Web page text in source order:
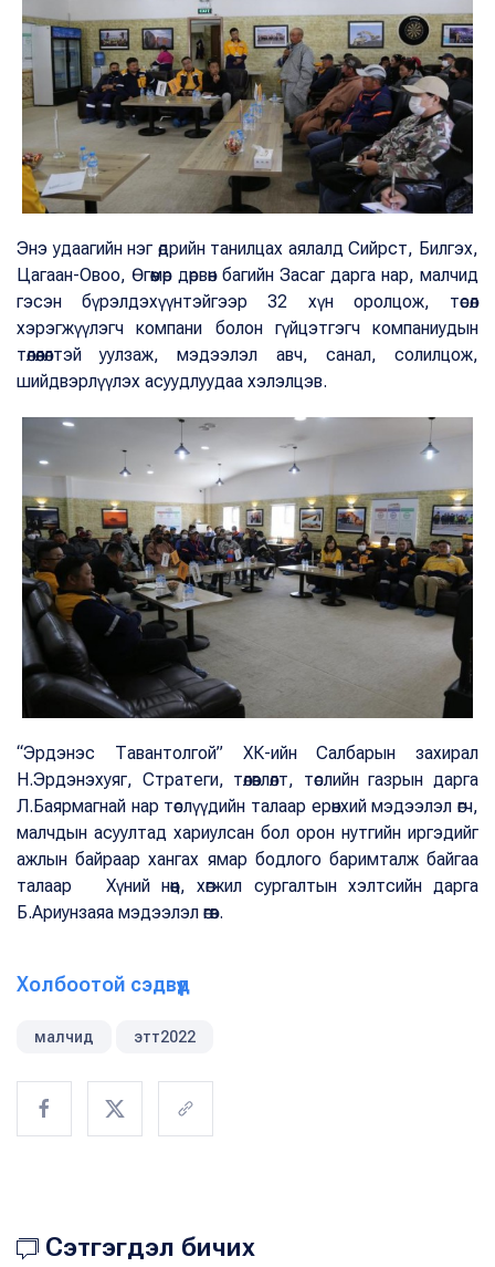
Энэ удаагийн нэг өдрийн танилцах аялалд Сийрст, Билгэх,
Цагаан-Овоо, Өгөөмөр дөрвөн багийн Засаг дарга нар, малчид
гэсэн бүрэлдэхүүнтэйгээр 32 хүн оролцож, төсөл
хэрэгжүүлэгч компани болон гүйцэтгэгч компаниудын
төлөөлөлтэй уулзаж, мэдээлэл авч, санал, солилцож,
шийдвэрлүүлэх асуудлуудаа хэлэлцэв.
“Эрдэнэс Тавантолгой” ХК-ийн Салбарын захирал
Н.Эрдэнэхуяг, Стратеги, төлөвлөлт, төслийн газрын дарга
Л.Баярмагнай нар төслүүдийн талаар ерөнхий мэдээлэл өгч,
малчдын асуултад хариулсан бол орон нутгийн иргэдийг
ажлын байраар хангах ямар бодлого баримталж байгаа
талаар Хүний нөөц, хөгжил сургалтын хэлтсийн дарга
Б.Ариунзаяа мэдээлэл өгөв.
Холбоотой сэдвүүд
малчид этт2022
Сэтгэгдэл бичих